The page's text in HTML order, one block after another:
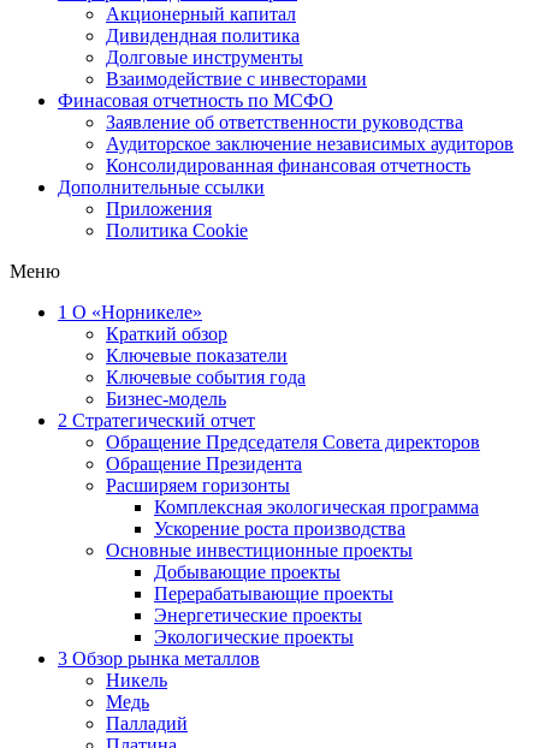
Акционерный капитал
Дивидендная политика
Долговые инструменты
Взаимодействие с инвеcторами
Финасовая отчетность по МСФО
Заявление об ответственности руководства
Аудиторское заключение независимых аудиторов
Консолидированная финансовая отчетность
Дополнительные ссылки
Приложения
Политика Cookie
Меню
1 О «Норникеле»
Краткий обзор
Ключевые показатели
Ключевые события года
Бизнес-модель
2 Стратегический отчет
Обращение Председателя Совета директоров
Обращение Президента
Расширяем горизонты
Комплексная экологическая программа
Ускорение роста производства
Основные инвестиционные проекты
Добывающие проекты
Перерабатывающие проекты
Энергетические проекты
Экологические проекты
3 Обзор рынка металлов
Никель
Медь
Палладий